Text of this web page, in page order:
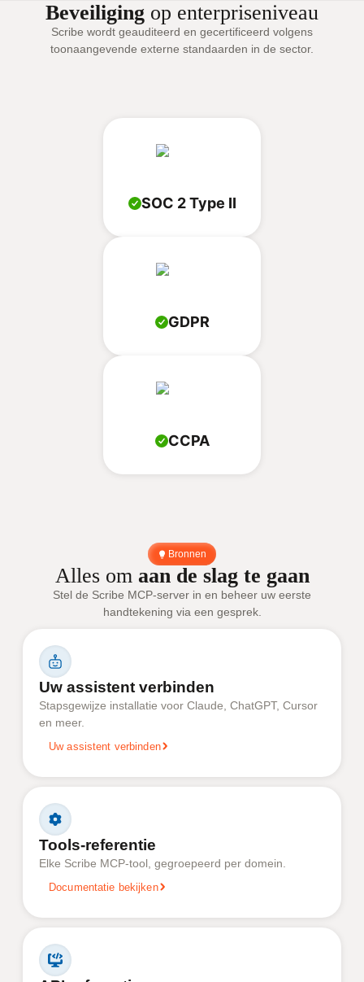
Beveiliging op enterpriseniveau
Scribe wordt geauditeerd en gecertificeerd volgens
toonaangevende externe standaarden in de sector.
SOC 2 Type II
GDPR
CCPA
Bronnen
Alles om aan de slag te gaan
Stel de Scribe MCP-server in en beheer uw eerste
handtekening via een gesprek.
Uw assistent verbinden
Stapsgewijze installatie voor Claude, ChatGPT, Cursor
en meer.
Uw assistent verbinden
Tools-referentie
Elke Scribe MCP-tool, gegroepeerd per domein.
Documentatie bekijken